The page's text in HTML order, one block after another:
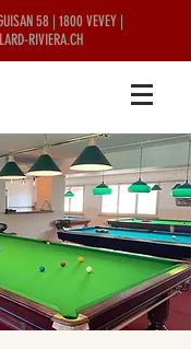
58 | 1800 VEVEY |
RIVIERA.CH